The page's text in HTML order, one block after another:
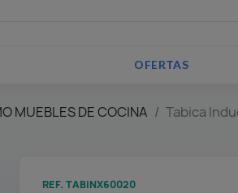
OFERTAS
MUEBLES DE COCINA Tabica
REF. TABINX60020